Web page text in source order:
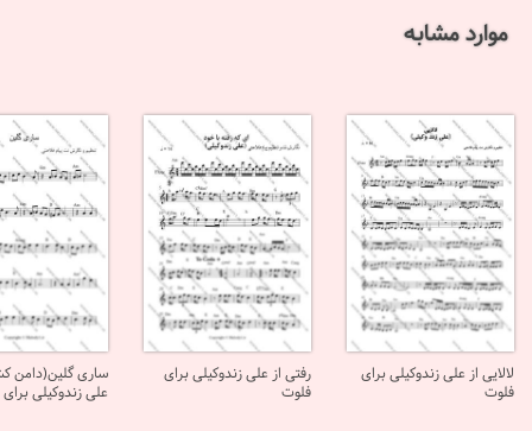
موارد مشابه
لالایی از علی زندوکیلی برای
فلوت
رفتی از علی زندوکیلی برای
فلوت
ساری گلین(دامن
علی زندوکیلی